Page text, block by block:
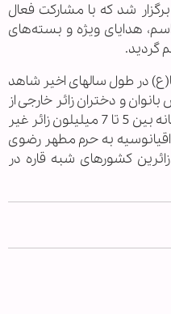
شد که با مشارکت فعال
هدایای ویژه و بسته‌های
گردید.
در طول سالهای اخیر شاهد
و دختران زائر خارجی از
کشورهای مختلف بوده است. سالیانه بین 5 تا 7 میلیلون زائر غیر
و اقیانوسیه به حرم مطهر رضوی
کشورهای شبه قاره در